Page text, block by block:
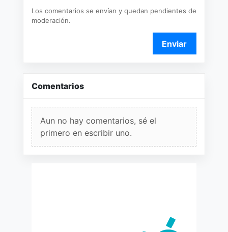
Los comentarios se envían y quedan pendientes de
moderación.
Enviar
Comentarios
Aun no hay comentarios, sé el
primero en escribir uno.